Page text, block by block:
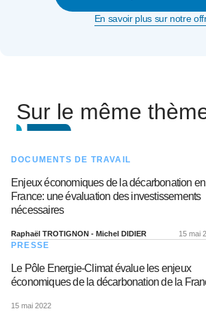
En savoir plus sur notre
Sur le même
DOCUMENTS DE TRAVAIL
Enjeux économiques de la décarbonation en
France: une évaluation des investissements
nécessaires
Raphaël TROTIGNON - Michel DIDIER 15 mai
PRESSE
Le Pôle Energie-Climat évalue les enjeux
économiques de la décarbonation de la
15 mai 2022